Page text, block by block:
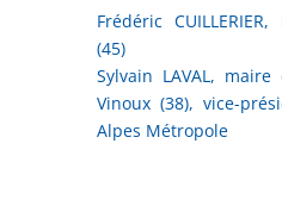
Frédéric
(45)
Sylvain LAVAL,
Vinoux (38), vice-
Alpes Métropole